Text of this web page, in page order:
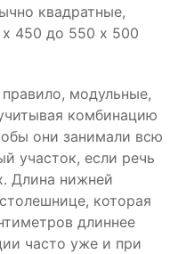
квадратные,
450 до 550 х 500
модульные,
комбинацию
они занимали всю
участок, если речь
Длина нижней
которая
длиннее
часто уже и при